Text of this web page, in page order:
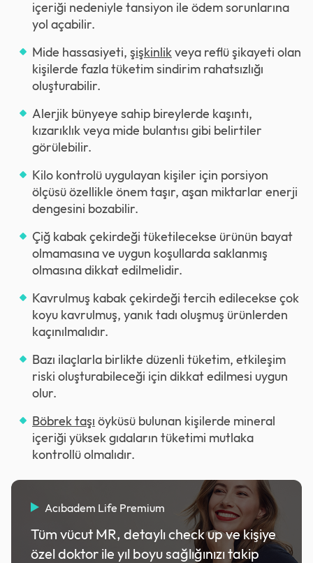
içeriği nedeniyle tansiyon ile ödem sorunlarına
yol açabilir.
Mide hassasiyeti, şişkinlikveya reflü şikayeti olan
kişilerde fazla tüketim sindirim rahatsızlığı
oluşturabilir.
Alerjik bünyeye sahip bireylerde kaşıntı,
kızarıklık veya mide bulantısı gibi belirtiler
görülebilir.
Kilo kontrolü uygulayan kişiler için porsiyon
ölçüsü özellikle önem taşır, aşan miktarlar enerji
dengesini bozabilir.
Çiğ kabak çekirdeği tüketilecekse ürünün bayat
olmamasına ve uygun koşullarda saklanmış
olmasına dikkat edilmelidir.
Kavrulmuş kabak çekirdeği tercih edilecekse çok
koyu kavrulmuş, yanık tadı oluşmuş ürünlerden
kaçınılmalıdır.
Bazı ilaçlarla birlikte düzenli tüketim, etkileşim
riski oluşturabileceği için dikkat edilmesi uygun
olur.
Böbrek taşı öyküsü bulunan kişilerde mineral
içeriği yüksek gıdaların tüketimi mutlaka
kontrollü olmalıdır.
Acıbadem Life Premium
Tüm vücut MR, detaylı check up ve kişiye
özel doktor ile yıl boyu sağlığınızı takip